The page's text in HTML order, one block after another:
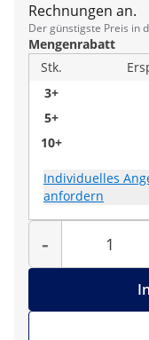
Rechnungen an.
Der günstigste Preis in
Mengenrabatt
Stk.
3+
5+
10+
Individuelles
anfordern
-
Menge